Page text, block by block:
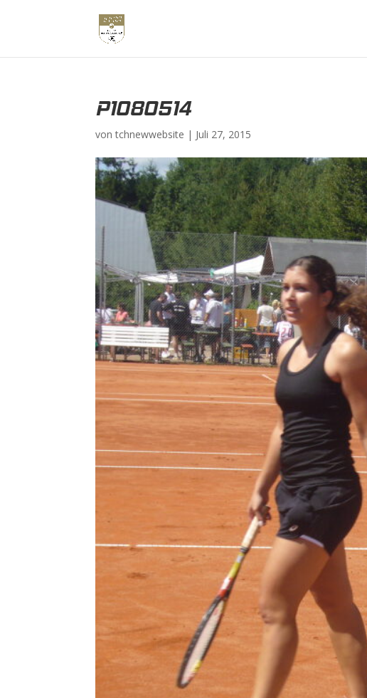
P1080514
vontchnewwebsite | Juli 27, 2015